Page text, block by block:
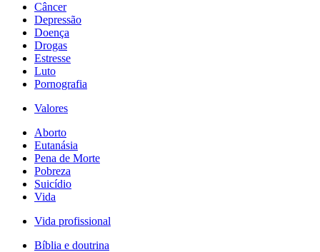
Câncer
Depressão
Doença
Drogas
Estresse
Luto
Pornografia
Valores
Aborto
Eutanásia
Pena de Morte
Pobreza
Suicídio
Vida
Vida profissional
Bíblia e doutrina